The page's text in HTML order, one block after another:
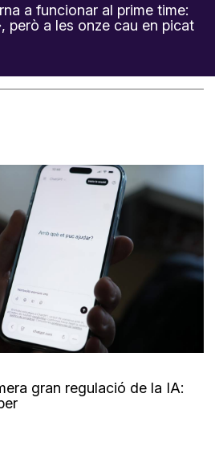
a funcionar al prime time:
però a les onze cau en picat
gran regulació de la IA: